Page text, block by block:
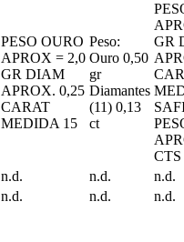
PESO OURO
APROX = 2,0
GR DIAM
APROX. 0,25
CARAT
MEDIDA 15
Peso:
Ouro 0,50
gr
Diamantes
(11) 0,13
ct
GR
CTS
n.d. n.d.
n.d.
n.d. n.d.
n.d.